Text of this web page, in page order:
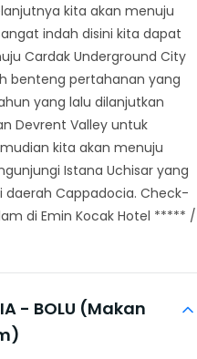
kita akan menuju
indah disini kita dapat
Cardak Underground City
benteng pertahanan yang
yang lalu dilanjutkan
Devrent Valley untuk
kita akan menuju
Istana Uchisar yang
Cappadocia. Check-
di Emin Kocak Hotel ***** /
- BOLU (Makan